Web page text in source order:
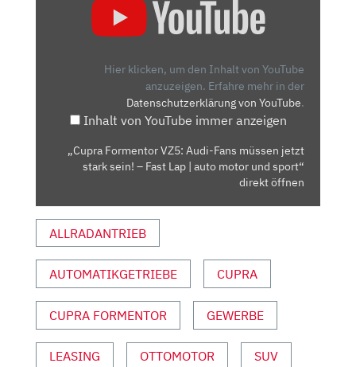
FORMENTOR
STARK
|
AUTO
MOTOR
UND
VON
YOUTUBE
ANZEIGEN
Hier klicken, um den Inhalt von YouTube
anzuzeigen. Erfahre mehr in der
Datenschutzerklärung von YouTube.
Inhalt von YouTube immer anzeigen
„Cupra Formentor VZ5: Audi-Fans müssen jetzt
stark sein! – Fast Lap | auto motor und sport“
direkt öffnen
ALLRADANTRIEB
AUTOMATIKGETRIEBE CUPRA
CUPRA FORMENTOR GEWERBE
LEASING OTTOMOTOR SUV